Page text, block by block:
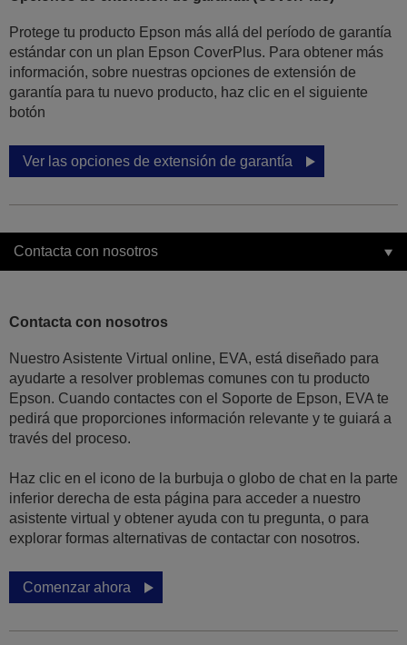
Protege tu producto Epson más allá del período de garantía
estándar con un plan Epson CoverPlus. Para obtener más
información, sobre nuestras opciones de extensión de
garantía para tu nuevo producto, haz clic en el siguiente
botón
Ver las opciones de extensión de garantía
Contacta con nosotros
Contacta con nosotros
Nuestro Asistente Virtual online, EVA, está diseñado para
ayudarte a resolver problemas comunes con tu producto
Epson. Cuando contactes con el Soporte de Epson, EVA te
pedirá que proporciones información relevante y te guiará a
través del proceso.
Haz clic en el icono de la burbuja o globo de chat en la parte
inferior derecha de esta página para acceder a nuestro
asistente virtual y obtener ayuda con tu pregunta, o para
explorar formas alternativas de contactar con nosotros.
Comenzar ahora